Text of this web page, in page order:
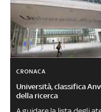
CRONACA
Università, classifica
della ricerca